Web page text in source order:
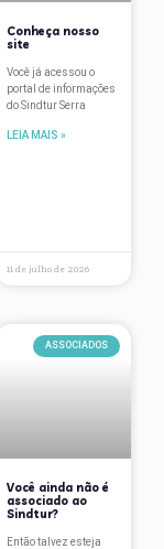
Conheça nosso
site
Você já acessou o
portal de informações
do Sindtur Serra
LEIA MAIS »
11 de julho de 2026
ASSOCIADOS
Você ainda não é
associado ao
Sindtur?
Então talvez esteja